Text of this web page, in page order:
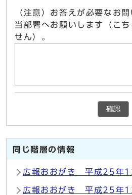
（注意）お答えが必要なお
当部署へお願いします（こ
せん）。
確認
同じ階層の情報
広報おおがき 平成25年
広報おおがき 平成25年